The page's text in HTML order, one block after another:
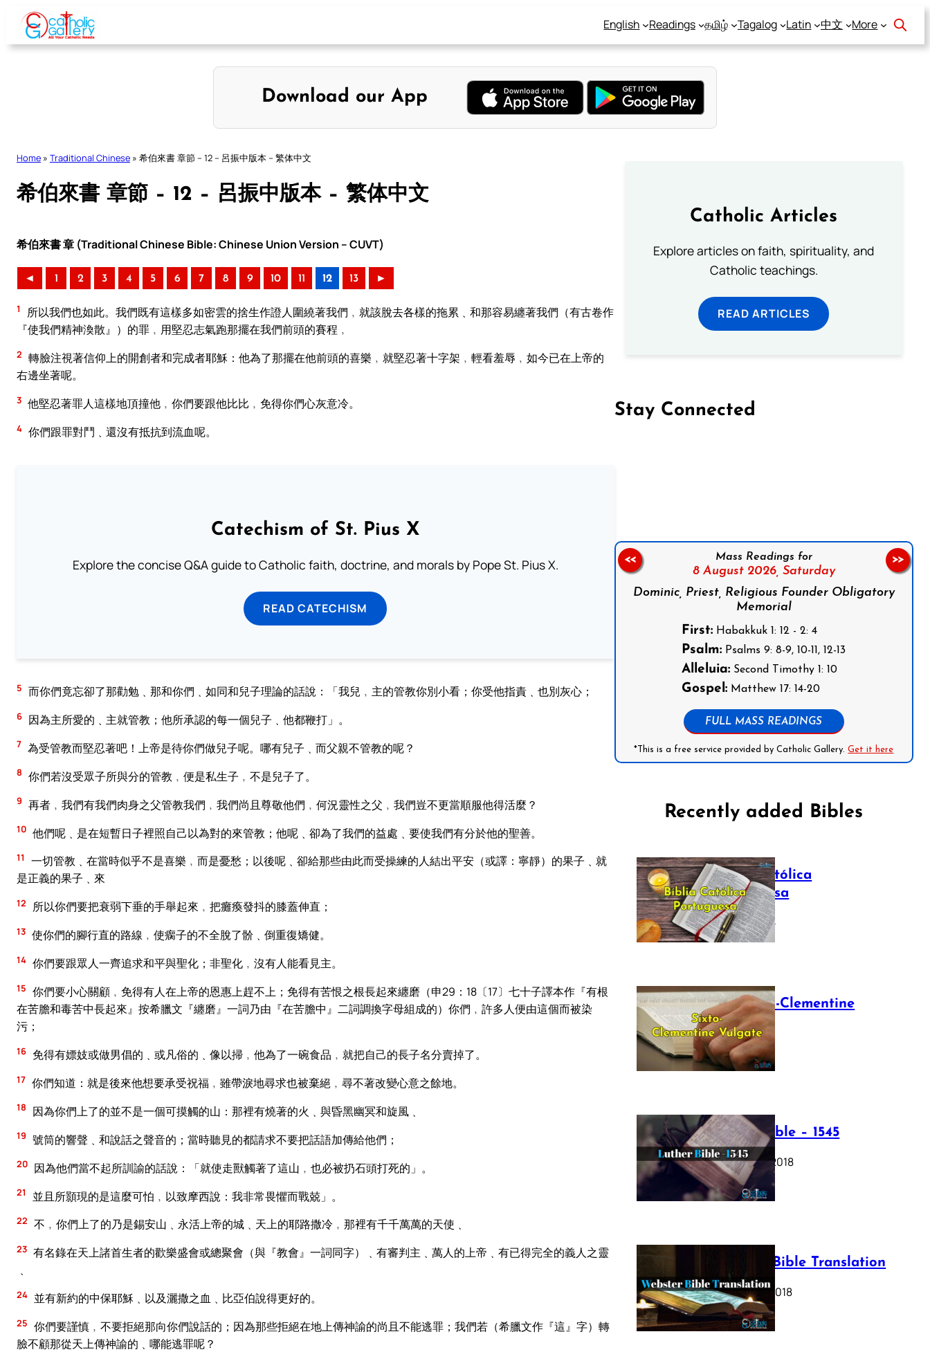
Skip
content
English Readings தமிழ் Tagalog Latin 中文 More
Download our App
Home » Traditional Chinese » 希伯來書 章節 – 12 – 呂振中版本 – 繁体中文
希伯來書 章節 – 12 – 呂振中版本 – 繁体中文
希伯來書 章 (Traditional Chinese Bible: Chinese Union Version – CUVT)
◄ 1 2 3 4 5 6 7 8 9 10 11 12 13 ►
1
所以我們也如此。我們既有這樣多如密雲的捨生作證人圍繞著我們﹐就該脫去各樣的拖累﹑和那容易纏著我們（有古卷作
『使我們精神渙散』）的罪﹐用堅忍志氣跑那擺在我們前頭的賽程﹐
2 轉臉注視著信仰上的開創者和完成者耶穌：他為了那擺在他前頭的喜樂﹐就堅忍著十字架﹐輕看羞辱﹐如今已在上帝的
右邊坐著呢。
3 他堅忍著罪人這樣地頂撞他﹐你們要跟他比比﹐免得你們心灰意冷。
4 你們跟罪對鬥﹑還沒有抵抗到流血呢。
Catechism of St. Pius X
Explore the concise Q&A guide to Catholic faith, doctrine, and morals by Pope St. Pius X.
READ CATECHISM
5 而你們竟忘卻了那勸勉﹑那和你們﹑如同和兒子理論的話說：「我兒﹐主的管教你別小看；你受他指責﹑也別灰心；
6 因為主所愛的﹑主就管教；他所承認的每一個兒子﹑他都鞭打」。
7 為受管教而堅忍著吧！上帝是待你們做兒子呢。哪有兒子﹑而父親不管教的呢？
8 你們若沒受眾子所與分的管教﹐便是私生子﹐不是兒子了。
9 再者﹐我們有我們肉身之父管教我們﹐我們尚且尊敬他們﹐何況靈性之父﹐我們豈不更當順服他得活麼？
10 他們呢﹑是在短暫日子裡照自己以為對的來管教；他呢﹑卻為了我們的益處﹑要使我們有分於他的聖善。
11
一切管教﹑在當時似乎不是喜樂﹐而是憂愁；以後呢﹑卻給那些由此而受操練的人結出平安（或譯：寧靜）的果子﹑就
是正義的果子﹑來
12 所以你們要把衰弱下垂的手舉起來﹐把癱瘓發抖的膝蓋伸直；
13 使你們的腳行直的路線﹐使瘸子的不全脫了骱﹑倒重復矯健。
14 你們要跟眾人一齊追求和平與聖化；非聖化﹐沒有人能看見主。
15 你們要小心關顧﹐免得有人在上帝的恩惠上趕不上；免得有苦恨之根長起來纏磨（申29：18〔17〕七十子譯本作『有根
在苦膽和毒苦中長起來』按希臘文『纏磨』一詞乃由『在苦膽中』二詞調換字母組成的）你們﹐許多人便由這個而被染
污；
16 免得有嫖妓或做男倡的﹑或凡俗的﹑像以掃﹐他為了一碗食品﹐就把自己的長子名分賣掉了。
17 你們知道：就是後來他想要承受祝福﹐雖帶淚地尋求也被棄絕﹐尋不著改變心意之餘地。
18 因為你們上了的並不是一個可摸觸的山：那裡有燒著的火﹑與昏黑幽冥和旋風﹑
19 號筒的響聲﹑和說話之聲音的；當時聽見的都請求不要把話語加傳給他們；
20 因為他們當不起所訓諭的話說：「就使走獸觸著了這山﹐也必被扔石頭打死的」。
21 並且所顥現的是這麼可怕﹐以致摩西說：我非常畏懼而戰兢」。
22 不﹐你們上了的乃是錫安山﹑永活上帝的城﹑天上的耶路撒冷﹐那裡有千千萬萬的天使﹑
23 有名錄在天上諸首生者的歡樂盛會或總聚會（與『教會』一詞同字）﹑有審判主﹑萬人的上帝﹑有已得完全的義人之靈
﹑
24 並有新約的中保耶穌﹑以及灑撒之血﹑比亞伯說得更好的。
25 你們要謹慎﹐不要拒絕那向你們說話的；因為那些拒絕在地上傳神諭的尚且不能逃罪；我們若（希臘文作『這』字）轉
臉不顧那從天上傳神諭的﹑哪能逃罪呢？
Catholic Articles
Explore articles on faith, spirituality, and
Catholic teachings.
READ ARTICLES
Stay Connected
Mass Readings for
8 August 2026, Saturday
Dominic, Priest, Religious Founder Obligatory
Memorial
First: Habakkuk 1: 12 - 2: 4
Psalm: Psalms 9: 8-9, 10-11, 12-13
Alleluia: Second Timothy 1: 10
Gospel: Matthew 17: 14-20
FULL MASS READINGS
*This is a free service provided by Catholic Gallery.Get it here
<< >>
Recently added Bibles
Bíblia Católica
Portuguesa
July 16, 2025
The Sixto-Clementine
Vulgate
July 12, 2025
Luther Bible – 1545
October 17, 2018
Webster Bible Translation
October 11, 2018